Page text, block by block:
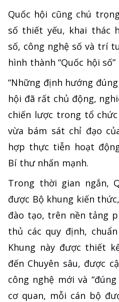
Quốc hội cũng chú
số thiết yếu, khai thác
số, công nghệ số và trí
hình thành “Quốc hội
“Những định hướng
hội đã rất chủ động,
chiến lược trong tổ
vừa bám sát chỉ đạo
hợp thực tiễn hoạt
Bí thư nhấn mạnh.
Trong thời gian ngắn,
được Bộ khung kiến
đào tạo, trên nền tảng
thủ các quy định,
Khung này được thiết
đến Chuyên sâu, được
công nghệ mới và
cơ quan, mỗi cán bộ